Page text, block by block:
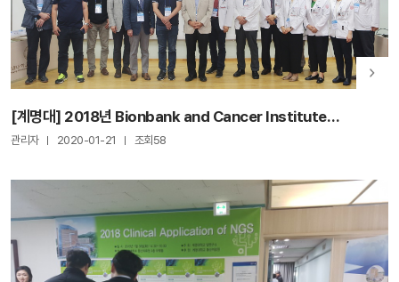
[계명대] 2018년 Bionbank and Cancer Institute
International Symposium
관리자 2020-01-21 조회58